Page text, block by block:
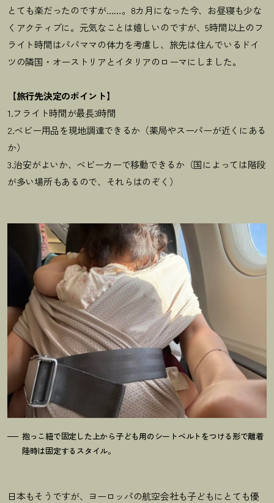
とても楽だったのですが……。8カ月になった今、お昼寝も少な
くアクティブに。元気なことは嬉しいのですが、5時間以上のフ
ライト時間はパパママの体力を考慮し、 旅先は住んでいるドイ
ツの隣国・オーストリアとイタリアのローマにしました。
【旅行先決定のポイント】
1.フライト時間が最長3時間
2.ベビー用品を現地調達できるか（薬局やスーパーが近くにある
か）
3.治安がよいか、ベビーカーで移動できるか（国によっては階段
が多い場所もあるので、それらはのぞく）
抱っこ紐で固定した上から子ども用のシートベルトをつける形で離着
陸時は固定するスタイル。
日本もそうですが、ヨーロッパの航空会社も子どもにとても優